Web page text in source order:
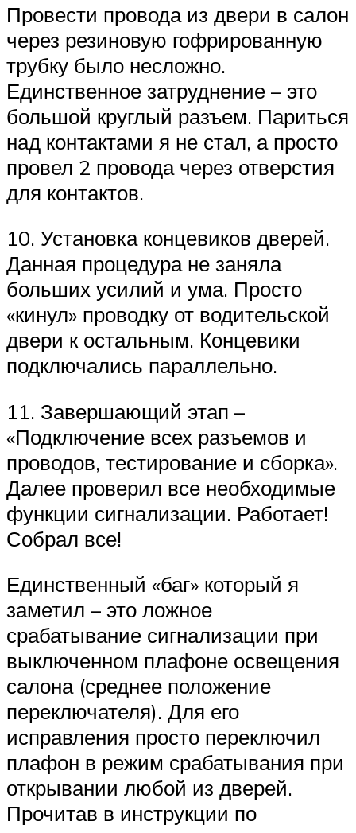
Провести провода из двери в салон
через резиновую гофрированную
трубку было несложно.
Единственное затруднение – это
большой круглый разъем. Париться
над контактами я не стал, а просто
провел 2 провода через отверстия
для контактов.
10. Установка концевиков дверей.
Данная процедура не заняла
больших усилий и ума. Просто
«кинул» проводку от водительской
двери к остальным. Концевики
подключались параллельно.
11. Завершающий этап –
«Подключение всех разъемов и
проводов, тестирование и сборка».
Далее проверил все необходимые
функции сигнализации. Работает!
Собрал все!
Единственный «баг» который я
заметил – это ложное
срабатывание сигнализации при
выключенном плафоне освещения
салона (среднее положение
переключателя). Для его
исправления просто переключил
плафон в режим срабатывания при
открывании любой из дверей.
Прочитав в инструкции по